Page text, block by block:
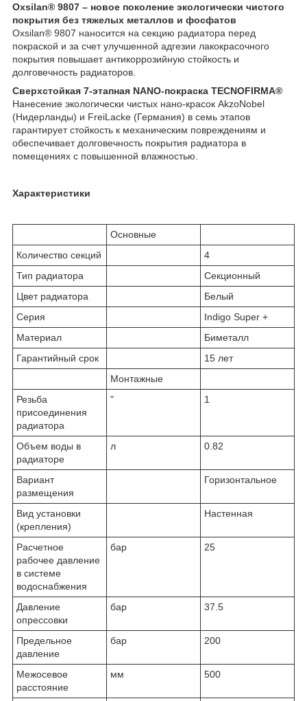
Oxsilan® 9807 – новое поколение экологически чистого
покрытия без тяжелых металлов и фосфатов
Oxsilan® 9807 наносится на секцию радиатора перед
покраской и за счет улучшенной адгезии лакокрасочного
покрытия повышает антикоррозийную стойкость и
долговечность радиаторов.
Сверхстойкая 7-этапная NANO-покраска TECNOFIRMA®
Нанесение экологически чистых нано-красок AkzoNobel
(Нидерланды) и FreiLacke (Германия) в семь этапов
гарантирует стойкость к механическим повреждениям и
обеспечивает долговечность покрытия радиатора в
помещениях с повышенной влажностью.
Характеристики
Основные
Количество секций
4
Тип радиатора
Секционный
Цвет радиатора
Белый
Серия
Indigo Super +
Материал
Биметалл
Гарантийный срок
15 лет
Монтажные
Резьба
присоединения
радиатора
" 1
Объем воды в
радиаторе
л 0.82
Вариант
размещения
Горизонтальное
Вид установки
(крепления)
Настенная
Расчетное
рабочее давление
в системе
водоснабжения
бар 25
Давление
опрессовки
бар 37.5
Предельное
давление
бар 200
Межосевое
расстояние
мм 500